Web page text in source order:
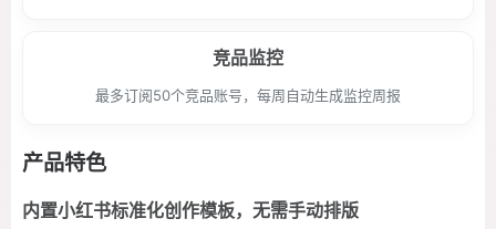
竞品监控
最多订阅50个竞品账号，每周自动生成监控周报
产品特色
内置小红书标准化创作模板，无需手动排版